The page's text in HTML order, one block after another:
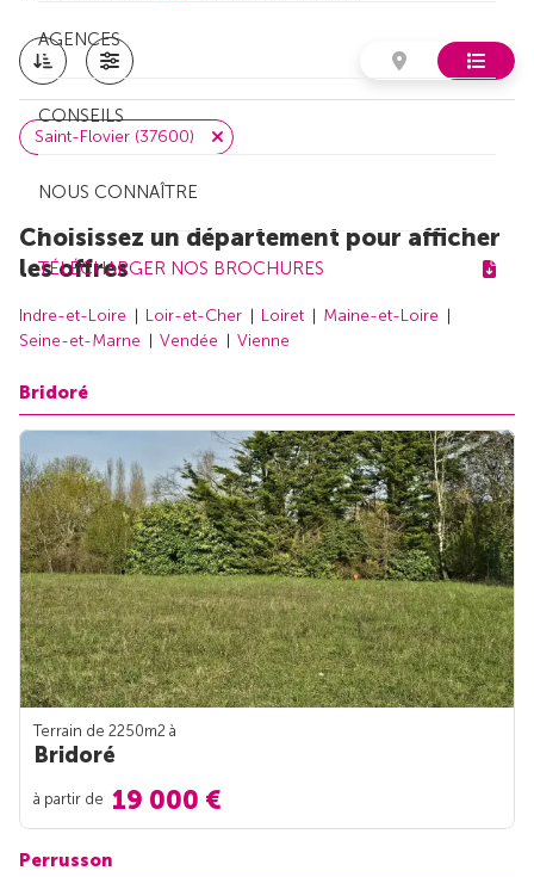
AGENCES
CONSEILS
NOUS CONNAÎTRE
TÉLÉCHARGER NOS BROCHURES
Saint-Flovier (37600)
Choisissez un département pour afficher
les offres
Indre-et-Loire Loir-et-Cher Loiret
Maine-et-Loire
Seine-et-Marne
Vendée Vienne
Bridoré
Terrain de 2250m2 à
Bridoré
à partir de 19 000 €
Perrusson